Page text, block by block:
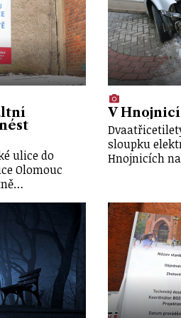
ulice do
Olomouc
V
sloupku
Hnojnicích